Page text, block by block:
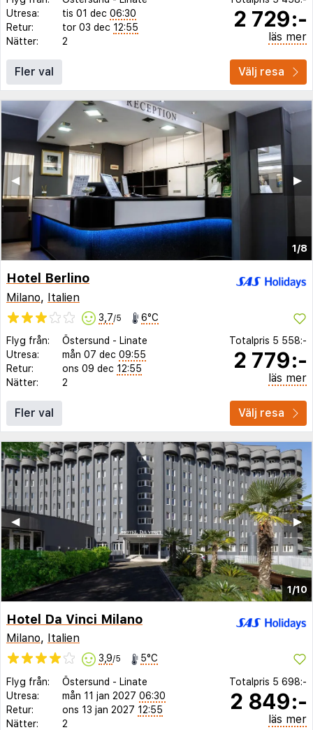
Utresa:
tis 01 dec 06:30
Retur:
tor 03 dec 12:55
Nätter:
2
2 729:-
läs mer
Fler val Välj resa
1/8
▶︎
◀︎
Hotel Berlino
Milano, Italien
3,7/5 6°C
Flyg från: Östersund - Linate
Utresa:
mån 07 dec 09:55
Retur:
ons 09 dec 12:55
Nätter:
2
Totalpris 5 558:-
2 779:-
läs mer
Fler val Välj resa
1/10
▶︎
◀︎
Hotel Da Vinci Milano
Milano, Italien
3,9/5 5°C
Flyg från: Östersund - Linate
Utresa:
mån 11 jan 2027 06:30
Retur:
ons 13 jan 2027 12:55
Nätter:
2
Totalpris 5 698:-
2 849:-
läs mer